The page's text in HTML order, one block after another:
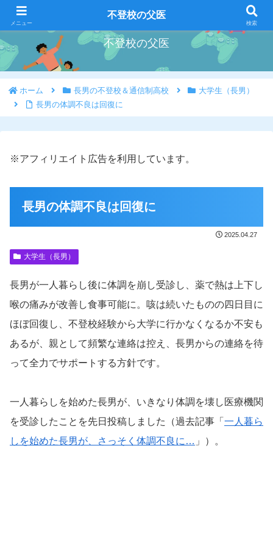
好きな事を好きな時にやろう
不登校の父医
ホーム 長男の不登校＆通信制高校
大学生（長男）
長男の体調不良は回復に
※アフィリエイト広告を利用しています。
長男の体調不良は回復に
2025.04.27
大学生（長男）
長男が一人暮らし後に体調を崩し受診し、薬で熱は上下し
喉の痛みが改善し食事可能に。咳は続いたものの四日目に
ほぼ回復し、不登校経験から大学に行かなくなるか不安も
あるが、親として頻繁な連絡は控え、長男からの連絡を待
って全力でサポートする方針です。
一人暮らしを始めた長男が、いきなり体調を壊し医療機関
を受診したことを先日投稿しました（過去記事「 一人暮ら
しを始めた長男が、さっそく体調不良に… 」）。
メニュー
不登校の父医
検索